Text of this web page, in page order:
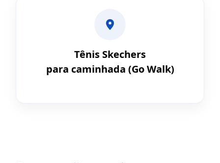
Tênis Skechers
para caminhada (Go Walk)